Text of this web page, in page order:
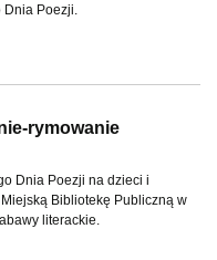
Poezji.
rymowanie
Dnia Poezji na dzieci i
Bibliotekę Publiczną w
literackie.